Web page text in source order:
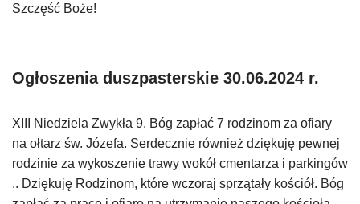
Szczęść Boże!
Ogłoszenia duszpasterskie 30.06.2024 r.
XIII Niedziela Zwykła 9. Bóg zapłać 7 rodzinom za ofiary
na ołtarz św. Józefa. Serdecznie również dziękuję pewnej
rodzinie za wykoszenie trawy wokół cmentarza i parkingów
.. Dziękuję Rodzinom, które wczoraj sprzątały kościół. Bóg